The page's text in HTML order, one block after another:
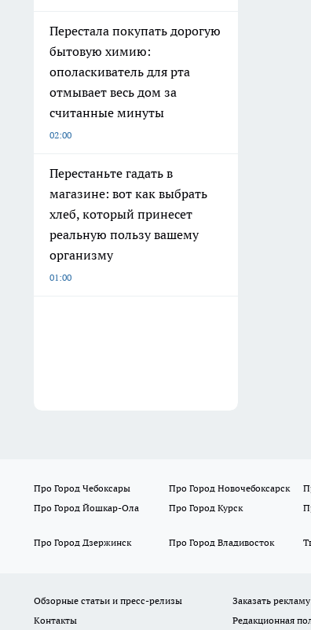
Перестала покупать дорогую
бытовую химию:
ополаскиватель для рта
отмывает весь дом за
считанные минуты
02:00
Перестаньте гадать в
магазине: вот как выбрать
хлеб, который принесет
реальную пользу вашему
организму
01:00
Про Город Чебоксары Про Город Новочебоксарск
Про Город Йошкар-Ола
Про Город Курск
Про Город Дзержинск
Про Город Владивосток
Обзорные статьи и пресс-релизы Заказать рекламу
Контакты
Редакционная